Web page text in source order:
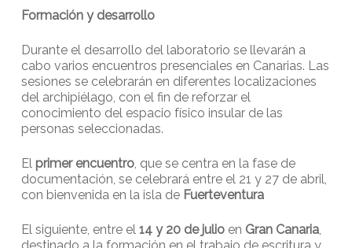
Formación y desarrollo
Durante el desarrollo del laboratorio se llevarán a
cabo varios encuentros presenciales en Canarias. Las
sesiones se celebrarán en diferentes localizaciones
del archipiélago, con el fin de reforzar el
conocimiento del espacio físico insular de las
personas seleccionadas.
El primer encuentro, que se centra en la fase de
documentación, se celebrará entre el 21 y 27 de abril,
con bienvenida en la isla de Fuerteventura
El siguiente, entre el14 y 20 de julioen Gran Canaria,